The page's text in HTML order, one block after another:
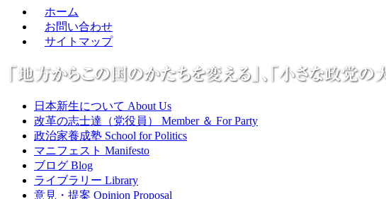
ホーム
お問い合わせ
サイトマップ
日本新生について About Us
改革の志士達（党役員） Member ＆ For Party
政治家養成塾 School for Politics
マニフェスト Manifesto
ブログ Blog
ライブラリー Library
意見・提案 Opinion Proposal